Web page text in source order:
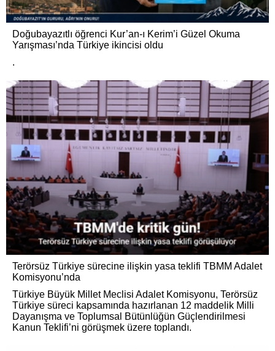
Doğubayazıtlı öğrenci Kur’an-ı Kerim’i Güzel Okuma
Yarışması’nda Türkiye ikincisi oldu
.
Terörsüz Türkiye sürecine ilişkin yasa teklifi TBMM Adalet
Komisyonu’nda
Türkiye Büyük Millet Meclisi Adalet Komisyonu, Terörsüz
Türkiye süreci kapsamında hazırlanan 12 maddelik Milli
Dayanışma ve Toplumsal Bütünlüğün Güçlendirilmesi
Kanun Teklifi’ni görüşmek üzere toplandı.